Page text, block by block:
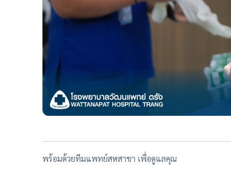
พร้อมด้วยทีมแพทย์สหสาขา เพื่อดูแลคุณ